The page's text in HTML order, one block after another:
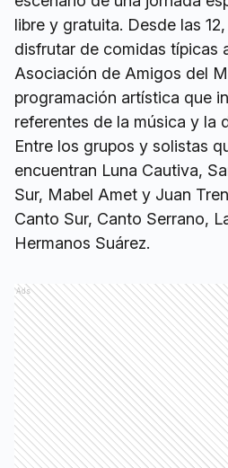
libre y gratuita. Desde las
disfrutar de comidas típicas
Asociación de Amigos del
programación artística que
referentes de la música y la
Entre los grupos y solistas
encuentran Luna Cautiva,
Sur, Mabel Amet y Juan
Canto Sur, Canto Serrano,
Hermanos Suárez.
Ads